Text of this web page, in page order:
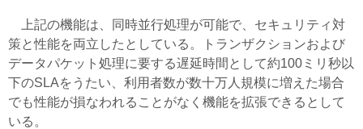
上記の機能は、同時並行処理が可能で、セキュリティ対
策と性能を両立したとしている。トランザクションおよび
データパケット処理に要する遅延時間として約100ミリ秒以
下のSLAをうたい、利用者数が数十万人規模に増えた場合
でも性能が損なわれることがなく機能を拡張できるとして
いる。